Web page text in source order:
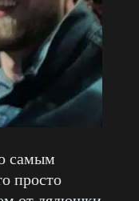
самым
просто